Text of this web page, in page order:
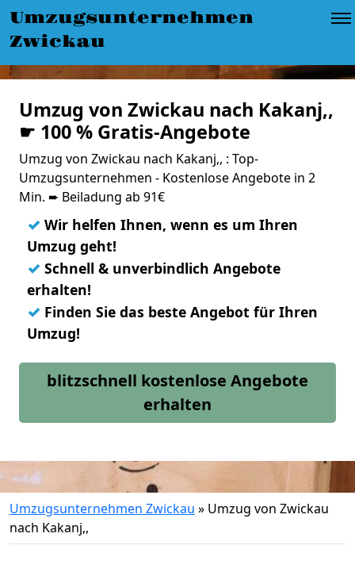
Umzugsunternehmen
Zwickau
Umzug von Zwickau nach Kakanj,,
☛ 100 % Gratis-Angebote
Umzug von Zwickau nach Kakanj,, : Top-
Umzugsunternehmen - Kostenlose Angebote in 2
Min. ➨ Beiladung ab 91€
✓ Wir helfen Ihnen, wenn es um Ihren
Umzug geht!
✓ Schnell & unverbindlich Angebote
erhalten!
✓ Finden Sie das beste Angebot für Ihren
Umzug!
blitzschnell kostenlose Angebote
erhalten
Umzugsunternehmen Zwickau » Umzug von Zwickau
nach Kakanj,,